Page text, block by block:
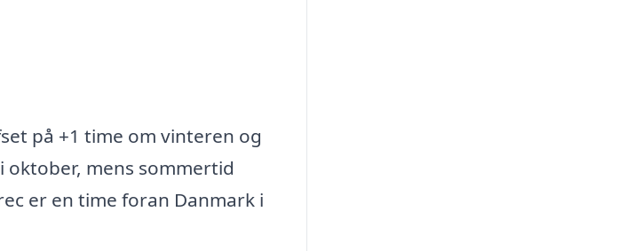
på +1 time om vinteren og
mens sommertid
er en time foran Danmark i